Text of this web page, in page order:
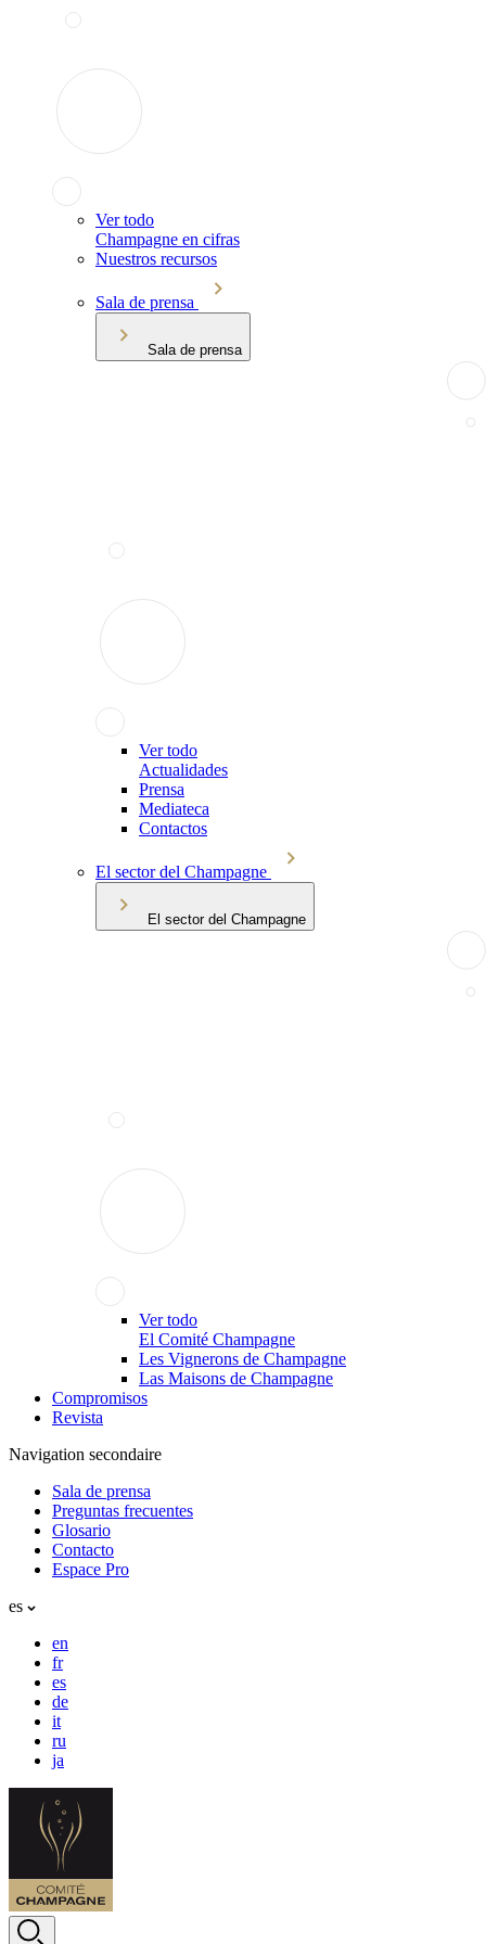
Ver todo
Champagne en cifras
Nuestros recursos
Sala de prensa
Sala de prensa
Ver todo
Actualidades
Prensa
Mediateca
Contactos
El sector del Champagne
El sector del Champagne
Ver todo
El Comité Champagne
Les Vignerons de Champagne
Las Maisons de Champagne
Compromisos
Revista
Navigation secondaire
Sala de prensa
Preguntas frecuentes
Glosario
Contacto
Espace Pro
es
en
fr
es
de
it
ru
ja